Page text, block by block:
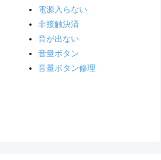
電源入らない
非接触決済
音が出ない
音量ボタン
音量ボタン修理